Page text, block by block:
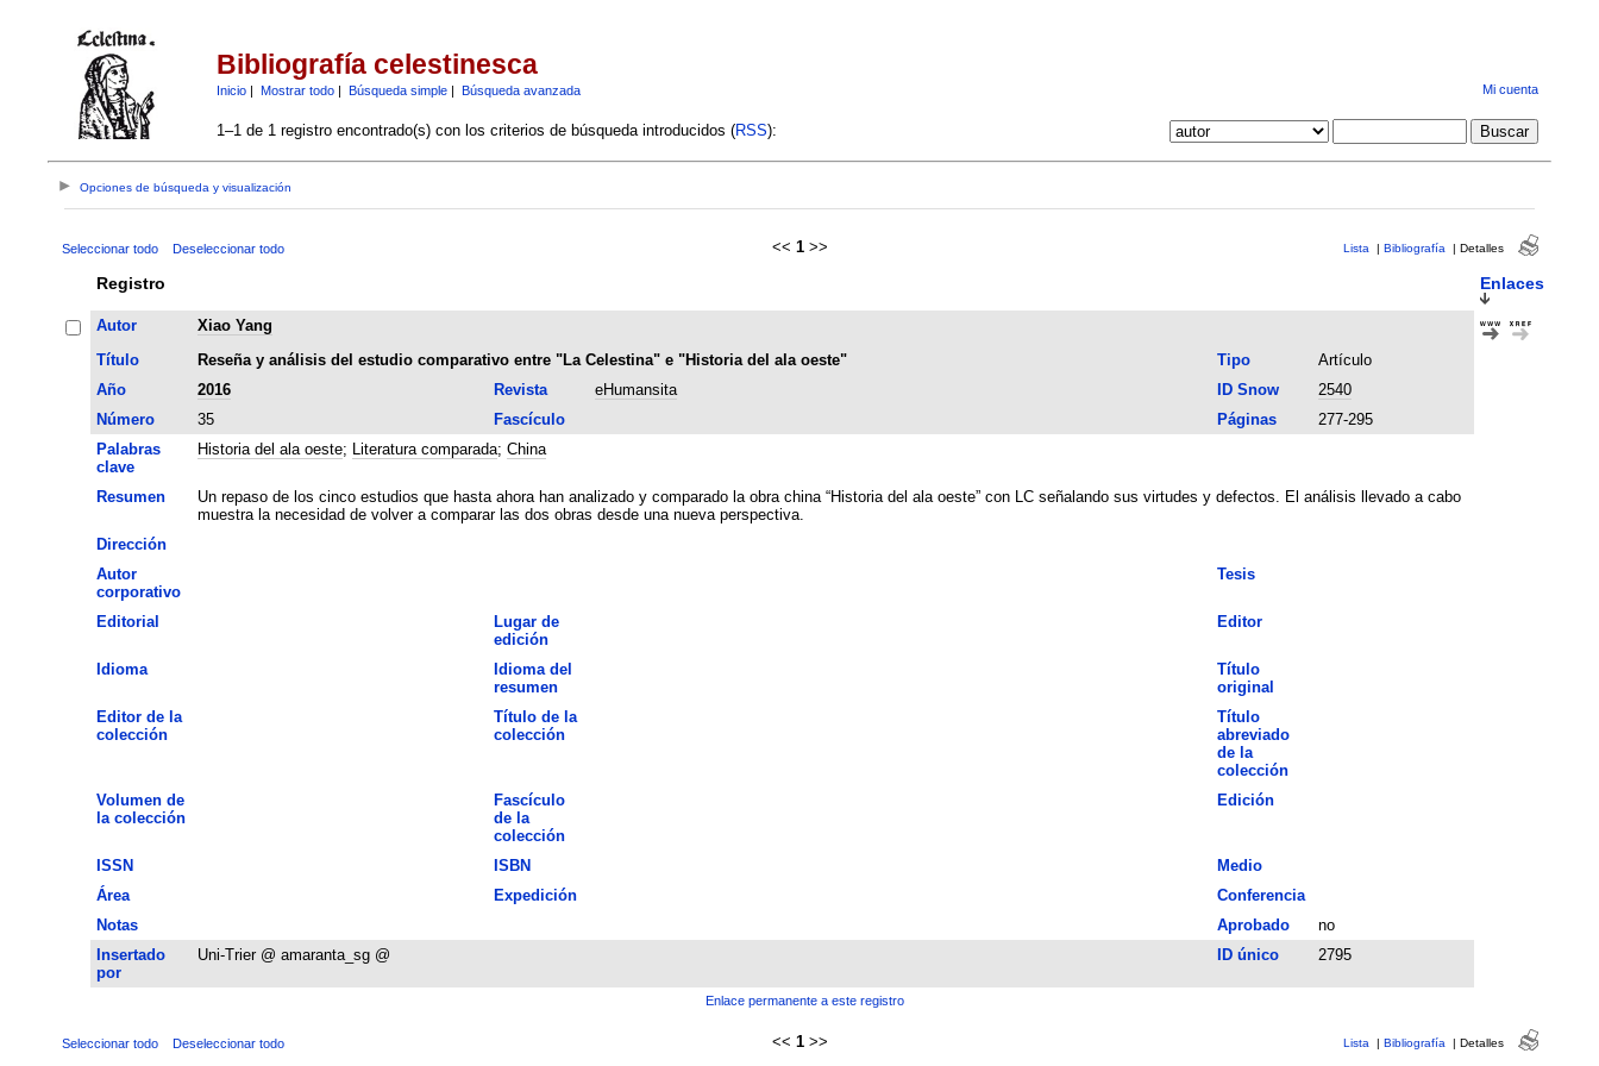
Bibliografía celestinesca
Inicio| Mostrar todo| Búsqueda simple| Búsqueda avanzada Mi cuenta
1–1 de 1 registro encontrado(s) con los criterios de búsqueda introducidos (RSS):
Opciones de búsqueda y visualización
Seleccionar todo Deseleccionar todo << 1 >> Lista | Bibliografía | Detalles
Registro Enlaces
Autor
Xiao Yang
Título
Reseña y análisis del estudio comparativo entre "La Celestina" e "Historia del ala oeste" Tipo
Artículo
Año
2016 Revista eHumansita ID Snow
2540
Número
35 Fascículo Páginas
277-295
Palabras
clave
Historia del ala oeste; Literatura comparada; China
Resumen
Un repaso de los cinco estudios que hasta ahora han analizado y comparado la obra china “Historia del ala oeste” con LC señalando sus virtudes y defectos. El análisis llevado a cabo
muestra la necesidad de volver a comparar las dos obras desde una nueva perspectiva.
Dirección
Autor
corporativo
Tesis
Editorial
Lugar de
edición
Editor
Idioma
Idioma del
resumen
Título
original
Editor de la
colección
Título de la
colección
Título
abreviado
de la
colección
Volumen de
la colección
Fascículo
de la
colección
Edición
ISSN ISBN
Medio
Área
Expedición
Conferencia
Notas
Aprobado
no
Insertado
por
Uni-Trier @ amaranta_sg @ ID único 2795
Enlace permanente a este registro
Seleccionar todo Deseleccionar todo << 1 >> Lista | Bibliografía | Detalles